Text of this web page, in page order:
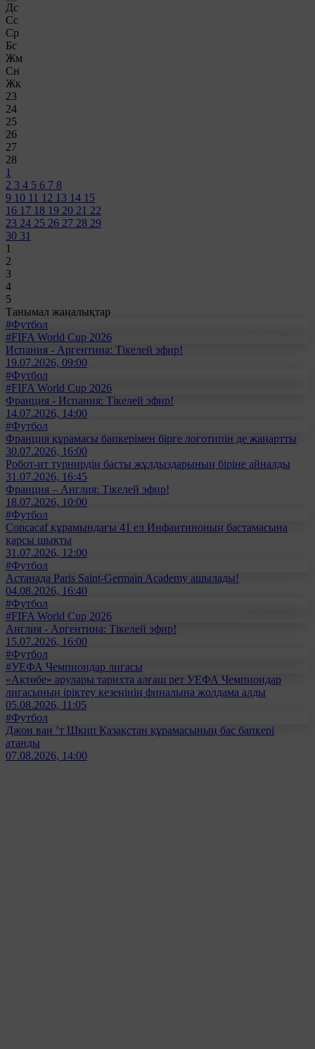
Дс
Сс
Ср
Бс
Жм
Сн
Жк
23
24
25
26
27
28
1
2 3 4 5 6 7 8
9 10 11 12 13 14 15
16 17 18 19 20 21 22
23 24 25 26 27 28 29
30 31
1
2
3
4
5
Танымал жаңалықтар
#Футбол
#FIFA World Cup 2026
Испания - Аргентина: Тікелей эфир!
19.07.2026, 09:00
#Футбол
#FIFA World Cup 2026
Франция - Испания: Тікелей эфир!
14.07.2026, 14:00
#Футбол
Франция құрамасы бапкерімен бірге логотипін де жаңартты
30.07.2026, 16:00
Робот-ит турнирдің басты жұлдыздарының біріне айналды
31.07.2026, 16:45
Франция – Англия: Тікелей эфир!
18.07.2026, 10:00
#Футбол
Concacaf құрамындағы 41 ел Инфантиноның бастамасына
қарсы шықты
31.07.2026, 12:00
#Футбол
Астанада Paris Saint-Germain Academy ашылады!
04.08.2026, 16:40
#Футбол
#FIFA World Cup 2026
Англия - Аргентина: Тікелей эфир!
15.07.2026, 16:00
#Футбол
#УЕФА Чемпиондар лигасы
«Ақтөбе» арулары тарихта алғаш рет УЕФА Чемпиондар
лигасының іріктеу кезеңінің финалына жолдама алды
05.08.2026, 11:05
#Футбол
Джон ван ’т Шкип Қазақстан құрамасының бас бапкері
атанды
07.08.2026, 14:00